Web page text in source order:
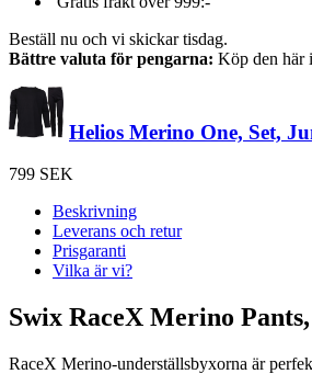
Beställ nu och vi skickar tisdag.
Bättre valuta för pengarna: Köp den här
Helios Merino One, Set,
799 SEK
Beskrivning
Leverans och retur
Prisgaranti
Vilka är vi?
Swix RaceX Merino
RaceX Merino-underställsbyxorna är